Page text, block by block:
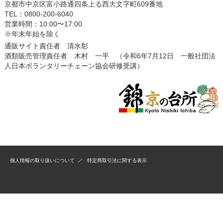
京都市中京区富小路通四条上る西大文字町609番地
TEL：0800-200-6040
営業時間：10:00〜17:00
※年末年始を除く
通販サイト責任者 清水彰
酒類販売管理責任者 木村 一平 （令和6年7月12日 一般社団法
人日本ボランタリーチェーン協会研修受講）
個人情報の取り扱いについて 特定商取引法に関する表示